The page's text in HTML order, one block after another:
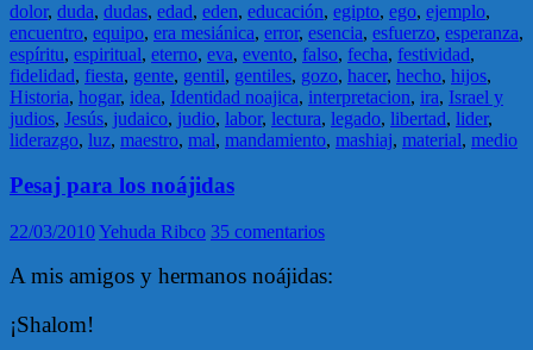
dolor, duda, dudas, edad, eden, educación, egipto, ego, ejemplo,
encuentro, equipo, era mesiánica, error, esencia, esfuerzo, esperanza,
espíritu, espiritual, eterno, eva, evento, falso, fecha, festividad,
fidelidad, fiesta, gente, gentil, gentiles, gozo, hacer, hecho, hijos,
Historia, hogar, idea, Identidad noajica, interpretacion, ira, Israel y
judios, Jesús, judaico, judio, labor, lectura, legado, libertad, lider,
liderazgo, luz, maestro, mal, mandamiento, mashiaj, material, medio
Pesaj para los noájidas
22/03/2010Yehuda Ribco 35 comentarios
A mis amigos y hermanos noájidas:
¡Shalom!